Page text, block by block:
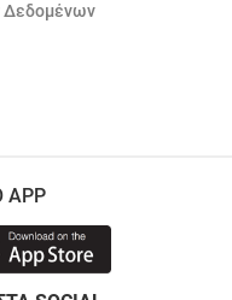
Δεδομένων